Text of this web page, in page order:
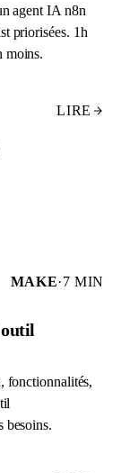
agent IA n8n
priorisées. 1h
moins.
LIRE
MAKE·7 MIN
fonctionnalités,
besoins.